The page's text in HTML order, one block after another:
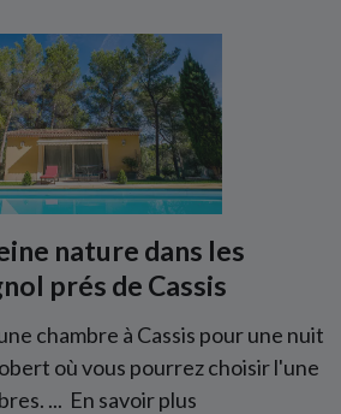
nature dans les
prés de Cassis
chambre à Cassis pour une nuit
où vous pourrez choisir l'une
... En savoir plus